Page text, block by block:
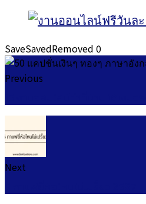
SaveSavedRemoved 0
Previous
Next